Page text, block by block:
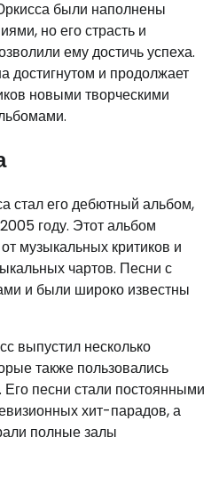
были наполнены
но его страсть и
ему достичь успеха.
достигнутом и продолжает
новыми творческими
стал его дебютный альбом,
году. Этот альбом
музыкальных критиков и
чартов. Песни с
и были широко известны
выпустил несколько
также пользовались
песни стали постоянными
хит-парадов, а
полные залы